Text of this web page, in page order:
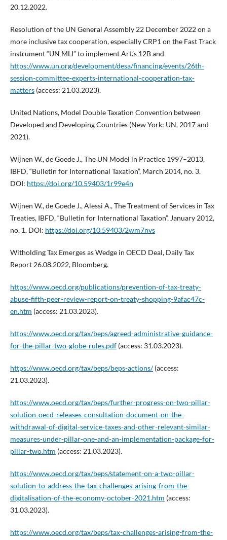
20.12.2022.
Resolution of the UN General Assembly 22 December 2022 on a
more inclusive tax cooperation, especially CRP1 on the Fast Track
instrument “UN MLI” to implement Art.’s 12B and
https://www.un.org/development/desa/financing/events/26th-
session-committee-experts-international-cooperation-tax-
matters(access: 21.03.2023).
United Nations, Model Double Taxation Convention between
Developed and Developing Countries (New York: UN, 2017 and
2021).
Wijnen W., de Goede J., The UN Model in Practice 1997–2013,
IBFD, “Bulletin for International Taxation”, March 2014, no. 3.
DOI: https://doi.org/10.59403/1r99e4n
Wijnen W., de Goede J., Alessi A., The Treatment of Services in Tax
Treaties, IBFD, “Bulletin for International Taxation”, January 2012,
no. 1. DOI: https://doi.org/10.59403/2wm7nvs
Witholding Tax Emerges as Wedge in OECD Deal, Daily Tax
Report 26.08.2022, Bloomberg.
https://www.oecd.org/publications/prevention-of-tax-treaty-
abuse-fifth-peer-review-report-on-treaty-shopping-9afac47c-
en.htm (access: 21.03.2023).
https://www.oecd.org/tax/beps/agreed-administrative-guidance-
for-the-pillar-two-globe-rules.pdf(access: 31.03.2023).
https://www.oecd.org/tax/beps/beps-actions/(access:
21.03.2023).
https://www.oecd.org/tax/beps/further-progress-on-two-pillar-
solution-oecd-releases-consultation-document-on-the-
withdrawal-of-digital-service-taxes-and-other-relevant-similar-
measures-under-pillar-one-and-an-implementation-package-for-
pillar-two.htm (access: 21.03.2023).
https://www.oecd.org/tax/beps/statement-on-a-two-pillar-
solution-to-address-the-tax-challenges-arising-from-the-
digitalisation-of-the-economy-october-2021.htm (access:
31.03.2023).
https://www.oecd.org/tax/beps/tax-challenges-arising-from-the-